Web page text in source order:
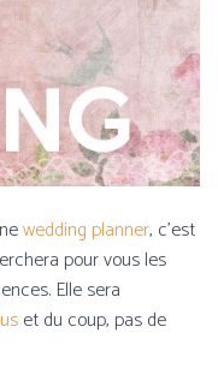
wedding planner, c’est
pour vous les
Elle sera
et du coup, pas de